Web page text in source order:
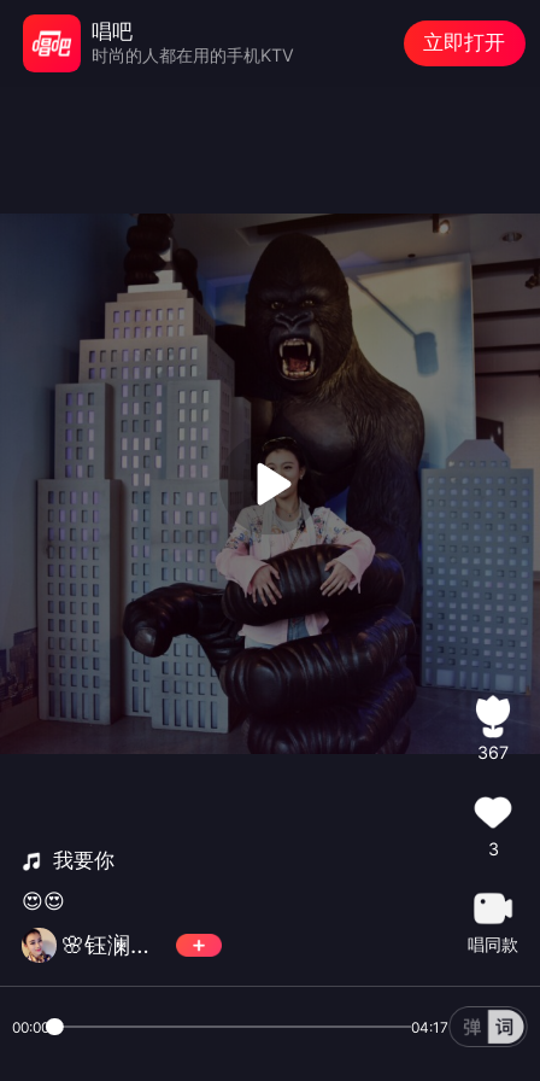
我要你
😍😍
🌸钰澜西✨
367
3
唱同款
00:00 04:17
唱吧
时尚的人都在用的手机KTV
立即打开